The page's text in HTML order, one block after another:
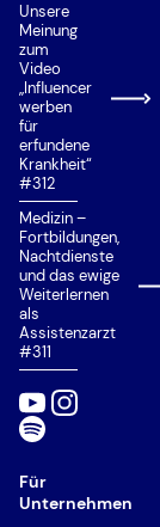
Unsere
Meinung
zum
Video
„Influencer
werben
für
erfundene
Krankheit“
#312
Medizin –
Fortbildungen,
Nachtdienste
und das ewige
Weiterlernen
als
Assistenzarzt
#311
Für
Unternehmen